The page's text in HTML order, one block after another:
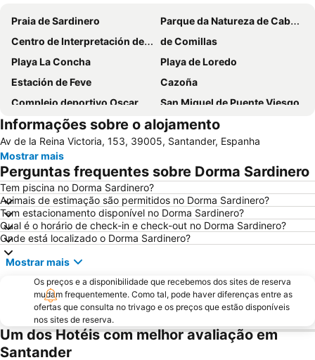
Praia de Sardinero
Parque da Natureza de Cabárceno
Centro de Interpretación del Litoral
de Comillas
Playa La Concha
Playa de Loredo
Estación de Feve
Cazoña
Complejo deportivo Oscar Freire
San Miguel de Puente Viesgo
Puertochico
El Alta
Real Golf de Pedreña
Plaza de toros de Cuatro Caminos
Playas de la costa trasmiera
Playa de Galizano
Parque natural de las Dunas de Liencres
Los Barcos
Puebla Vieja de Castro Urdiales
El Cabo-Guerra
Praia do Camelo
Los Bikinis Beach
Paseo de Pereda
Santander Summer Festival
Puerto de Raos
Langre
Cuchía
El Berrón
Conjunto histórico de Bárcena Mayor
Ojo Guareña
Informações sobre o alojamento
Av de la Reina Victoria, 153, 39005, Santander, Espanha
Mostrar mais
Perguntas frequentes sobre Dorma Sardinero
Tem piscina no Dorma Sardinero?
Animais de estimação são permitidos no Dorma Sardinero?
Tem estacionamento disponível no Dorma Sardinero?
Qual é o horário de check-in e check-out no Dorma Sardinero?
Onde está localizado o Dorma Sardinero?
Mostrar mais
Os preços e a disponibilidade que recebemos dos sites de reserva
mudam frequentemente. Como tal, pode haver diferenças entre as
ofertas que consulta no trivago e os preços que estão disponíveis
nos sites de reserva.
Um dos Hotéis com melhor avaliação em
Santander